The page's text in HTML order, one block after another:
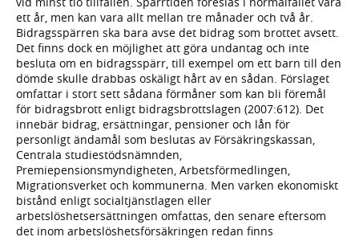
ett år, men kan vara allt mellan tre månader och två år.
Bidragsspärren ska bara avse det bidrag som brottet avsett.
Det finns dock en möjlighet att göra undantag och inte
besluta om en bidragsspärr, till exempel om ett barn till den
dömde skulle drabbas oskäligt hårt av en sådan. Förslaget
omfattar i stort sett sådana förmåner som kan bli föremål
för bidragsbrott enligt bidragsbrottslagen (2007:612). Det
innebär bidrag, ersättningar, pensioner och lån för
personligt ändamål som beslutas av Försäkringskassan,
Centrala studiestödsnämnden,
Premiepensionsmyndigheten, Arbetsförmedlingen,
Migrationsverket och kommunerna. Men varken ekonomiskt
bistånd enligt socialtjänstlagen eller
arbetslöshetsersättningen omfattas, den senare eftersom
det inom arbetslöshetsförsäkringen redan finns